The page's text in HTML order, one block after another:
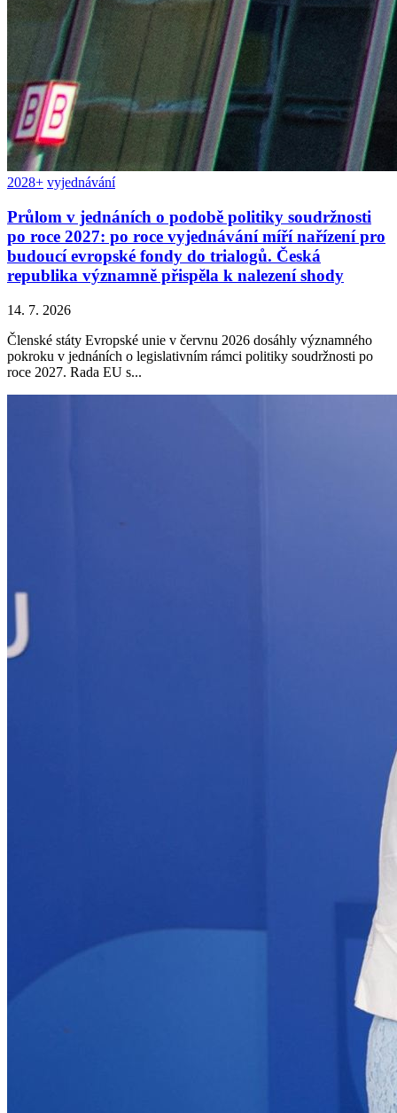
2028+ vyjednávání
Průlom v jednáních o podobě politiky soudržnosti
po roce 2027: po roce vyjednávání míří nařízení pro
budoucí evropské fondy do trialogů. Česká
republika významně přispěla k nalezení shody
14. 7. 2026
Členské státy Evropské unie v červnu 2026 dosáhly významného
pokroku v jednáních o legislativním rámci politiky soudržnosti po
roce 2027. Rada EU s...